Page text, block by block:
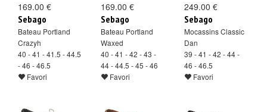
169.00 €
Sebago
Bateau Portland
Crazyh
40 - 41 - 41.5 - 44.5
- 46 - 46.5
Favori
169.00 €
Sebago
Bateau Portland
Waxed
40 - 41 - 42 - 43 -
44 - 44.5 - 45 - 46
Favori
249.00 €
Sebago
Mocassins Classic
Dan
39 - 41 - 42 - 44 -
46 - 46.5
Favori